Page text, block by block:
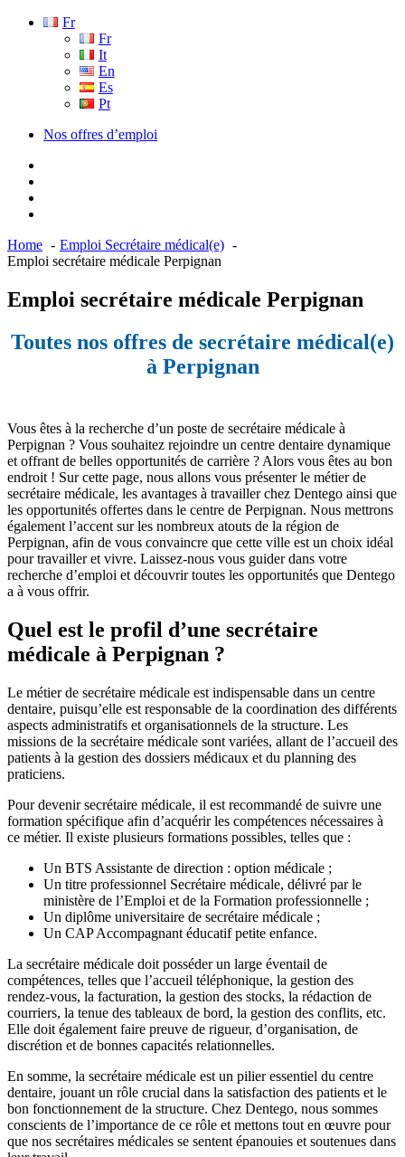
Fr
Fr
It
En
Es
Pt
Nos offres d’emploi
Home
Emploi Secrétaire médical(e)
Emploi secrétaire médicale Perpignan
Emploi secrétaire médicale Perpignan
Toutes nos offres de secrétaire médical(e)
à Perpignan
Vous êtes à la recherche d’un poste de secrétaire médicale à
Perpignan ? Vous souhaitez rejoindre un centre dentaire dynamique
et offrant de belles opportunités de carrière ? Alors vous êtes au bon
endroit ! Sur cette page, nous allons vous présenter le métier de
secrétaire médicale, les avantages à travailler chez Dentego ainsi que
les opportunités offertes dans le centre de Perpignan. Nous mettrons
également l’accent sur les nombreux atouts de la région de
Perpignan, afin de vous convaincre que cette ville est un choix idéal
pour travailler et vivre. Laissez-nous vous guider dans votre
recherche d’emploi et découvrir toutes les opportunités que Dentego
a à vous offrir.
Quel est le profil d’une secrétaire
médicale à Perpignan ?
Le métier de secrétaire médicale est indispensable dans un centre
dentaire, puisqu’elle est responsable de la coordination des différents
aspects administratifs et organisationnels de la structure. Les
missions de la secrétaire médicale sont variées, allant de l’accueil des
patients à la gestion des dossiers médicaux et du planning des
praticiens.
Pour devenir secrétaire médicale, il est recommandé de suivre une
formation spécifique afin d’acquérir les compétences nécessaires à
ce métier. Il existe plusieurs formations possibles, telles que :
Un BTS Assistante de direction : option médicale ;
Un titre professionnel Secrétaire médicale, délivré par le
ministère de l’Emploi et de la Formation professionnelle ;
Un diplôme universitaire de secrétaire médicale ;
Un CAP Accompagnant éducatif petite enfance.
La secrétaire médicale doit posséder un large éventail de
compétences, telles que l’accueil téléphonique, la gestion des
rendez-vous, la facturation, la gestion des stocks, la rédaction de
courriers, la tenue des tableaux de bord, la gestion des conflits, etc.
Elle doit également faire preuve de rigueur, d’organisation, de
discrétion et de bonnes capacités relationnelles.
En somme, la secrétaire médicale est un pilier essentiel du centre
dentaire, jouant un rôle crucial dans la satisfaction des patients et le
bon fonctionnement de la structure. Chez Dentego, nous sommes
conscients de l’importance de ce rôle et mettons tout en œuvre pour
que nos secrétaires médicales se sentent épanouies et soutenues dans